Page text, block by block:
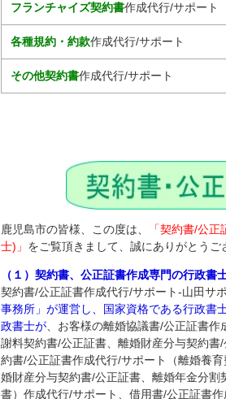
フランチャイズ契約書作成代行/サポート
各種規約・約款作成代行/サポート
その他契約書作成代行/サポート
鹿児島市の皆様、この度は、
「契約書/公
士)」 をご覧頂きまして、誠にありがとうご
（１）契約書、公正証書作成専門の行政書
契約書/公正証書作成代行/サポート-山田サ
事務所」が運営し、国家資格である行政書
政書士が、お客様の離婚協議書/公正証書
謝料契約書/公正証書、離婚財産分与契約
約書/公正証書作成代行/サポート（離婚養
婚財産分与契約書/公正証書、離婚年金分
書）作成代行/サポート、借用書/公正証書